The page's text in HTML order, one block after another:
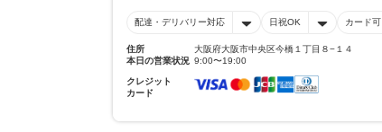
配達・デリバリー対応 日祝OK カード可
住所
大阪府大阪市中央区今橋１丁目８−１４
本日の営業状況 9:00〜19:00
クレジット
カード